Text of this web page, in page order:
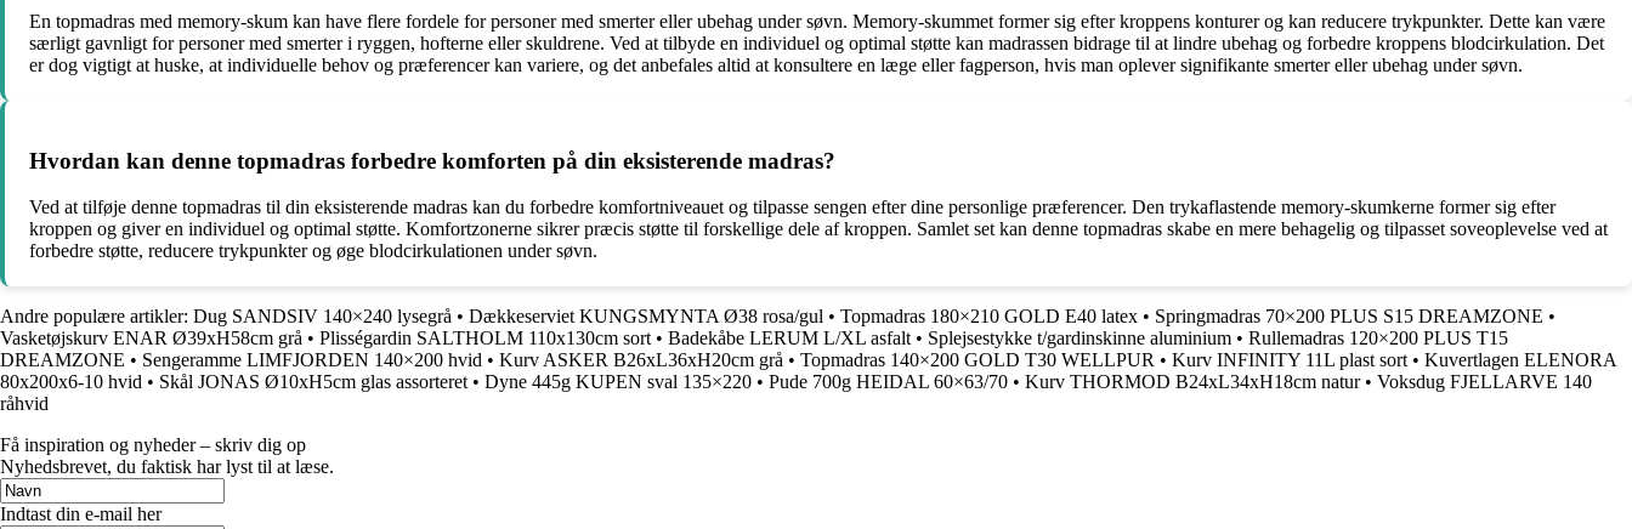
En topmadras med memory-skum kan have flere fordele for personer med smerter eller ubehag under søvn. Memory-skummet former sig efter kroppens konturer og kan reducere trykpunkter. Dette kan være
særligt gavnligt for personer med smerter i ryggen, hofterne eller skuldrene. Ved at tilbyde en individuel og optimal støtte kan madrassen bidrage til at lindre ubehag og forbedre kroppens blodcirkulation. Det
er dog vigtigt at huske, at individuelle behov og præferencer kan variere, og det anbefales altid at konsultere en læge eller fagperson, hvis man oplever signifikante smerter eller ubehag under søvn.
Hvordan kan denne topmadras forbedre komforten på din eksisterende madras?
Ved at tilføje denne topmadras til din eksisterende madras kan du forbedre komfortniveauet og tilpasse sengen efter dine personlige præferencer. Den trykaflastende memory-skumkerne former sig efter
kroppen og giver en individuel og optimal støtte. Komfortzonerne sikrer præcis støtte til forskellige dele af kroppen. Samlet set kan denne topmadras skabe en mere behagelig og tilpasset soveoplevelse ved at
forbedre støtte, reducere trykpunkter og øge blodcirkulationen under søvn.
Andre populære artikler: Dug SANDSIV 140×240 lysegrå • Dækkeserviet KUNGSMYNTA Ø38 rosa/gul • Topmadras 180×210 GOLD E40 latex • Springmadras 70×200 PLUS S15 DREAMZONE •
Vasketøjskurv ENAR Ø39xH58cm grå • Plisségardin SALTHOLM 110x130cm sort • Badekåbe LERUM L/XL asfalt • Splejsestykke t/gardinskinne aluminium • Rullemadras 120×200 PLUS T15
DREAMZONE • Sengeramme LIMFJORDEN 140×200 hvid • Kurv ASKER B26xL36xH20cm grå • Topmadras 140×200 GOLD T30 WELLPUR • Kurv INFINITY 11L plast sort • Kuvertlagen ELENORA
80x200x6-10 hvid • Skål JONAS Ø10xH5cm glas assorteret • Dyne 445g KUPEN sval 135×220 • Pude 700g HEIDAL 60×63/70 • Kurv THORMOD B24xL34xH18cm natur• Voksdug FJELLARVE 140
råhvid
Få inspiration og nyheder – skriv dig op
Nyhedsbrevet, du faktisk har lyst til at læse.
Indtast din e-mail her